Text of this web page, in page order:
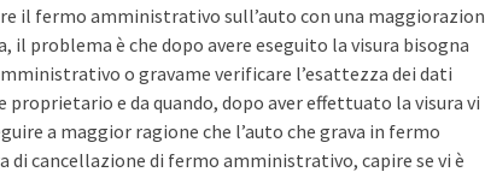
il fermo amministrativo sull’auto con una
problema è che dopo avere eseguito la visura bisogna
o gravame verificare l’esattezza dei dati
e da quando, dopo aver effettuato la visura vi
a maggior ragione che l’auto che grava in fermo
cancellazione di fermo amministrativo, capire se vi è